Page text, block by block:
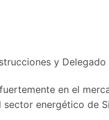
y Delegado
en el
energético de